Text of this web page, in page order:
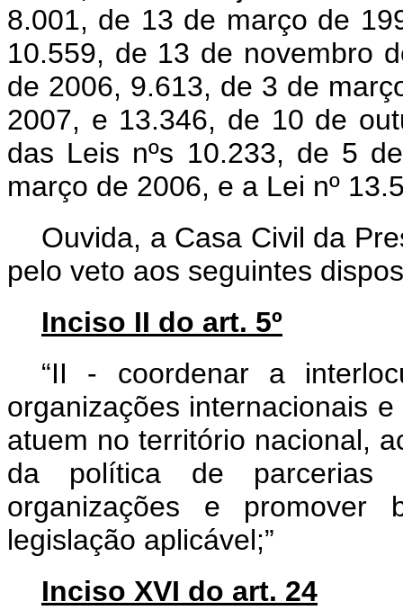
8.001, de 13 de março de
10.559, de 13 de novembro
de 2006, 9.613, de 3 de
2007, e 13.346, de 10 de
das Leis nºs 10.233, de 5
março de 2006, e a Lei nº
Ouvida, a Casa Civil da
pelo veto aos seguintes
Inciso II do art. 5º
“II - coordenar a
organizações internacionais
atuem no território nacional,
da política de parcerias
organizações e promover
legislação aplicável;”
Inciso XVI do art. 24